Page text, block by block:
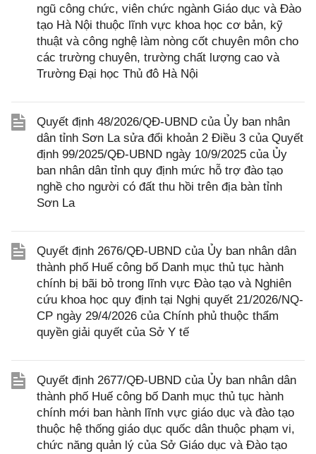
ngũ công chức, viên chức ngành Giáo dục và Đào
tạo Hà Nội thuộc lĩnh vực khoa học cơ bản, kỹ
thuật và công nghệ làm nòng cốt chuyên môn cho
các trường chuyên, trường chất lượng cao và
Trường Đại học Thủ đô Hà Nội
Quyết định 48/2026/QĐ-UBND của Ủy ban nhân
dân tỉnh Sơn La sửa đổi khoản 2 Điều 3 của Quyết
định 99/2025/QĐ-UBND ngày 10/9/2025 của Ủy
ban nhân dân tỉnh quy định mức hỗ trợ đào tạo
nghề cho người có đất thu hồi trên địa bàn tỉnh
Sơn La
Quyết định 2676/QĐ-UBND của Ủy ban nhân dân
thành phố Huế công bố Danh mục thủ tục hành
chính bị bãi bỏ trong lĩnh vực Đào tạo và Nghiên
cứu khoa học quy định tại Nghị quyết 21/2026/NQ-
CP ngày 29/4/2026 của Chính phủ thuộc thẩm
quyền giải quyết của Sở Y tế
Quyết định 2677/QĐ-UBND của Ủy ban nhân dân
thành phố Huế công bố Danh mục thủ tục hành
chính mới ban hành lĩnh vực giáo dục và đào tạo
thuộc hệ thống giáo dục quốc dân thuộc phạm vi,
chức năng quản lý của Sở Giáo dục và Đào tạo